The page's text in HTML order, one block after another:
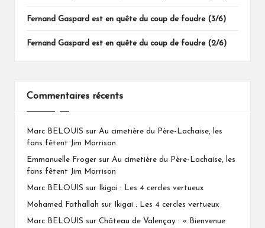
Fernand Gaspard est en quête du coup de foudre (3/6)
Fernand Gaspard est en quête du coup de foudre (2/6)
Commentaires récents
Marc BELOUIS sur Au cimetière du Père-Lachaise, les
fans fêtent Jim Morrison
Emmanuelle Froger sur Au cimetière du Père-Lachaise, les
fans fêtent Jim Morrison
Marc BELOUIS sur Ikigai : Les 4 cercles vertueux
Mohamed Fathallah sur Ikigai : Les 4 cercles vertueux
Marc BELOUIS sur Château de Valençay : « Bienvenue